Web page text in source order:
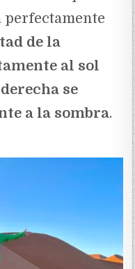
perfectamente
de la
al sol
se
a la sombra.